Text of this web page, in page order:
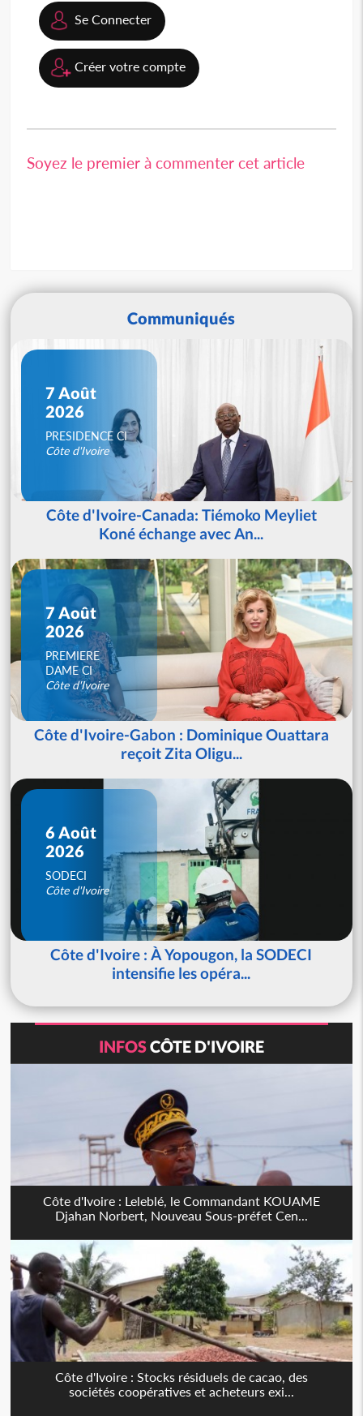
Se Connecter
Créer votre compte
Soyez le premier à commenter cet article
Communiqués
7 Août
2026
PRESIDENCE CI
Côte d'Ivoire
Côte d'Ivoire-Canada: Tiémoko Meyliet
Koné échange avec An...
7 Août
2026
PREMIERE
DAME CI
Côte d'Ivoire
Côte d'Ivoire-Gabon : Dominique Ouattara
reçoit Zita Oligu...
6 Août
2026
SODECI
Côte d'Ivoire
Côte d'Ivoire : À Yopougon, la SODECI
intensifie les opéra...
INFOSCÔTE D'IVOIRE
Côte d'Ivoire : Leleblé, le Commandant KOUAME
Djahan Norbert, Nouveau Sous-préfet Cen...
Côte d'Ivoire : Stocks résiduels de cacao, des
sociétés coopératives et acheteurs exi...